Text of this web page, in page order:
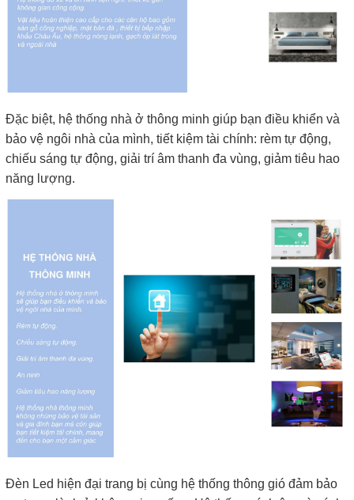
Đặc biệt, hệ thống nhà ở thông minh giúp bạn điều khiển và
bảo vệ ngôi nhà của mình, tiết kiệm tài chính: rèm tự động,
chiếu sáng tự động, giải trí âm thanh đa vùng, giảm tiêu hao
năng lượng.
Đèn Led hiện đại trang bị cùng hệ thống thông gió đảm bảo